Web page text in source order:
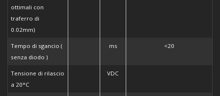
ottimali con
traferro di
0.02mm)
Tempo di sgancio (
senza diodo )
ms <20
Tensione di rilascio
a 20°C
VDC